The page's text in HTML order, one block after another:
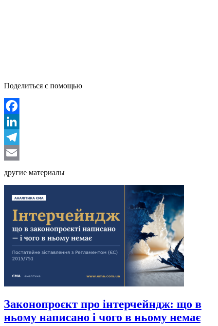
Поделиться с помощью
Facebook
LinkedIn
Telegram
другие материалы
Законопроєкт про інтерчейндж: що в
ньому написано і чого в ньому немає